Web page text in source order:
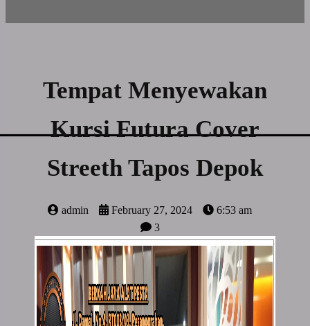
Tempat Menyewakan
Kursi Futura Cover
Streeth Tapos Depok
admin February 27, 2024
6:53 am
3